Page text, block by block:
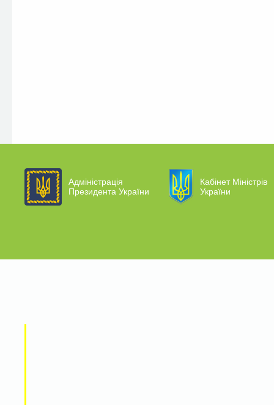
Адміністрація
Президента України
Кабінет Міністрів
України